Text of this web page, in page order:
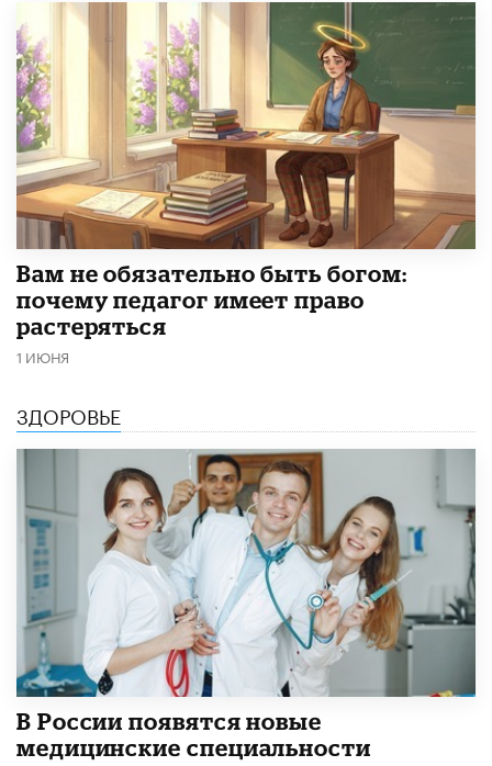
​Вам не обязательно быть богом:
почему педагог имеет право
растеряться
1 ИЮНЯ
ЗДОРОВЬЕ
В России появятся новые
медицинские специальности